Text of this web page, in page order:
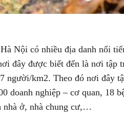
Nội có nhiều địa danh nổi
đây được biết đến là nơi tập
người/km2. Theo đó nơi đây
doanh nghiệp – cơ quan, 18
nhà ở, nhà chung cư,…